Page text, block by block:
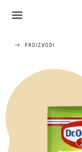
PROIZVODI